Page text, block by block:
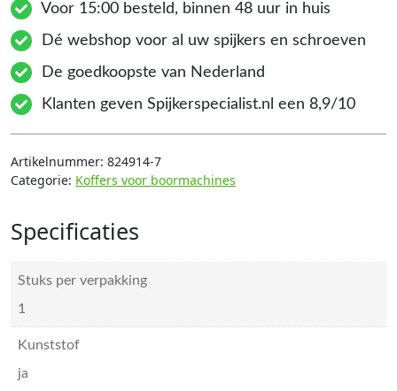
Voor 15:00 besteld, binnen 48 uur in huis
Dé webshop voor al uw spijkers en schroeven
De goedkoopste van Nederland
Klanten geven Spijkerspecialist.nl een 8,9/10
Artikelnummer: 824914-7
Categorie: Koffers voor boormachines
Specificaties
Stuks per verpakking
1
Kunststof
ja